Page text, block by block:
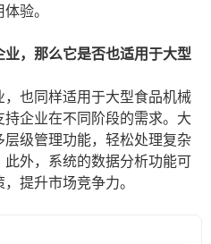
验。
，那么它是否也适用于大型
也同样适用于大型食品机械
企业在不同阶段的需求。大
级管理功能，轻松处理复杂
外，系统的数据分析功能可
提升市场竞争力。